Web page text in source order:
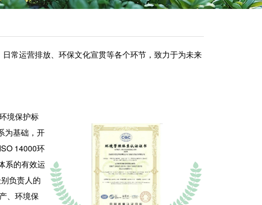
常运营排放、环保文化宣贯等各个环节，致力于为未来
境保护标
为基础，开
14000环
系的有效运
负责人的
、环境保